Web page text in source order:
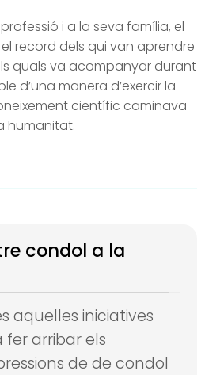
i a la seva família, el
record dels qui van aprendre
quals va acompanyar durant
d’una manera d’exercir la
científic caminava
humanitat.
condol a la
aquelles iniciatives
arribar els
de de condol